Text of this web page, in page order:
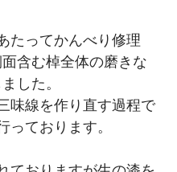
たってかんべり修理
含む棹全体の磨きな
した。
味線を作り直す過程で
っております。